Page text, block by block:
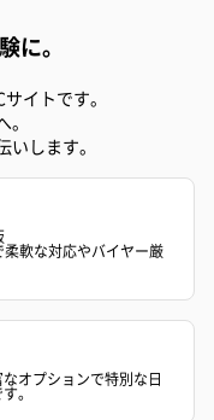
＆ハン
シャワージェ
に。
イトです。
します。
軟な対応やバイヤー厳
オプションで特別な日
。